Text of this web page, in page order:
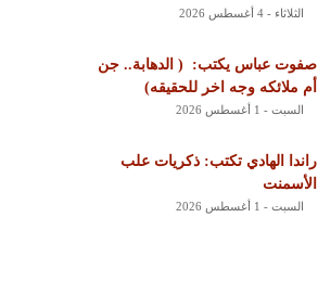
الثلاثاء - 4 أغسطس 2026
‏صفوت عباس يكتب: ‏ ‏( الدهابة.. جن
أم ملائكه وجه اخر للحقيقه)
السبت - 1 أغسطس 2026
راندا الهادي تكتب: ذكريات علب
الأسمنت
السبت - 1 أغسطس 2026